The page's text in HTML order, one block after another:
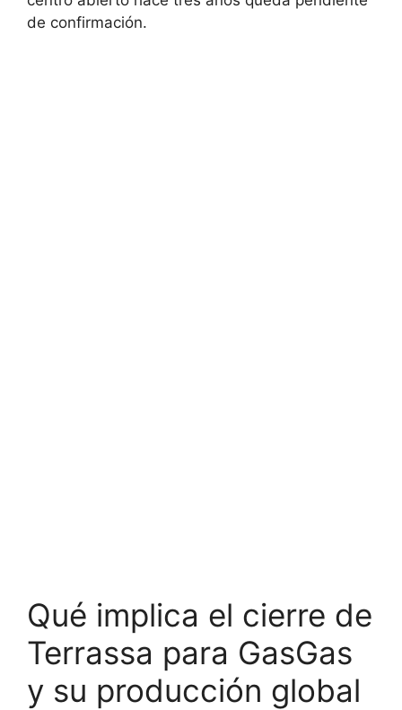
de confirmación.
Qué implica el cierre de
Terrassa para GasGas
y su producción global